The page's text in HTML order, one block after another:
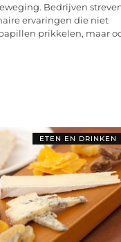
Bedrijven
ervaringen die niet
prikkelen, maar
ETEN EN DRINKEN